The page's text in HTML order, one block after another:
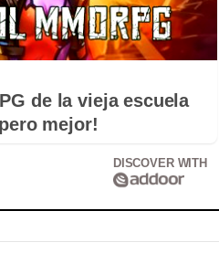
de la vieja escuela
mejor!
DISCOVER WITH